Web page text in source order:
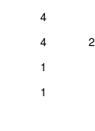
4
4 2
1
1